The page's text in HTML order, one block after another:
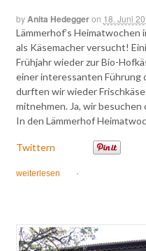
byAnita Hedeggeron 18. Juni
Lämmerhof’s Heimatwochen
als Käsemacher versucht!
Frühjahr wieder zur Bio-
einer interessanten Führung
durften wir wieder
mitnehmen. Ja, wir
In den Lämmerhof
Twittern
weiterlesen ·